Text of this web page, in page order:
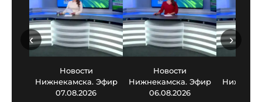
Новости
Нижнекамска. Эфир
07.08.2026
Новости
Нижнекамска. Эфир
06.08.2026
‹ ›